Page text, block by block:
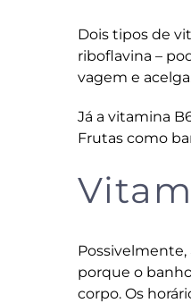
Dois tipos de
riboflavina –
vagem e
Já a vitamina
Frutas como
porque o
corpo. Os